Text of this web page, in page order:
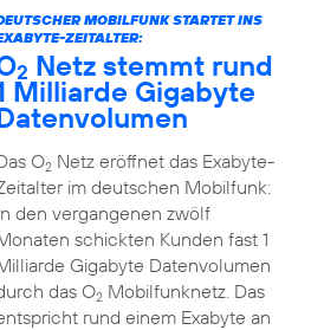
MOBILFUNK STARTET INS
ZEITALTER:
2 Netz stemmt rund
Milliarde Gigabyte
O2Netz eröffnet das Exabyte-
im deutschen Mobilfunk:
den vergangenen zwölf
schickten Kunden fast 1
Gigabyte Datenvolumen
das O2Mobilfunknetz. Das
rund einem Exabyte an